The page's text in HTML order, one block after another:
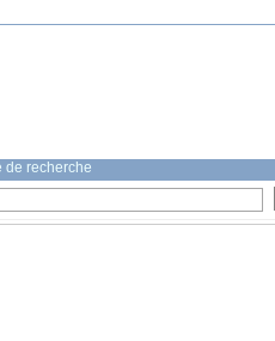
de recherche